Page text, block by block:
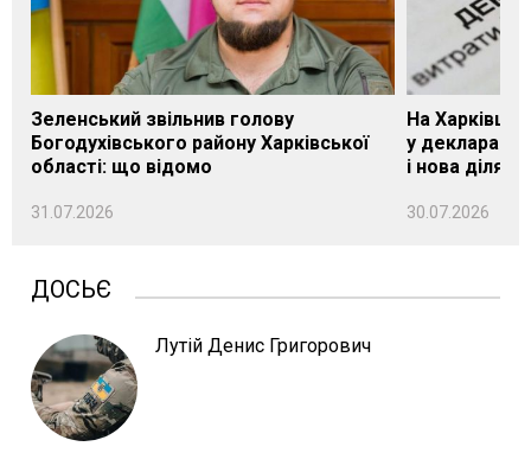
Зеленський звільнив голову
Богодухівського району Харківської
області: що відомо
31.07.2026
На
у декларації
і нова
30.07.2026
ДОСЬЄ
Лутій Денис Григорович